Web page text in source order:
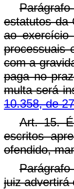
estatutos da
ao exercício
processuais
com a
paga no
multa será
10.358, de
Art. 15.
escritos
ofendido,
juiz advertirá